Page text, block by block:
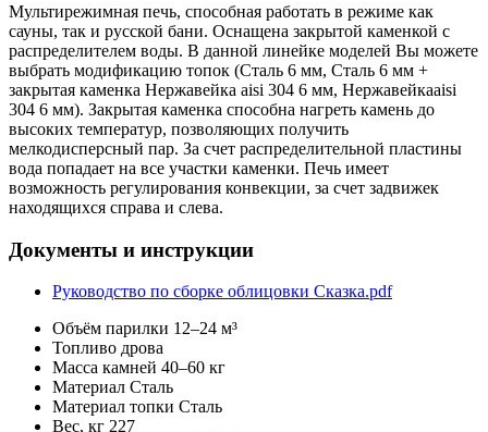
Мультирежимная печь, способная работать в режиме как
сауны, так и русской бани. Оснащена закрытой каменкой с
распределителем воды. В данной линейке моделей Вы можете
выбрать модификацию топок (Сталь 6 мм, Сталь 6 мм +
закрытая каменка Нержавейка aisi 304 6 мм, Нержавейкаaisi
304 6 мм). Закрытая каменка способна нагреть камень до
высоких температур, позволяющих получить
мелкодисперсный пар. За счет распределительной пластины
вода попадает на все участки каменки. Печь имеет
возможность регулирования конвекции, за счет задвижек
находящихся справа и слева.
Документы и инструкции
Руководство по сборке облицовки Сказка.pdf
Объём парилки 12–24 м³
Топливо дрова
Масса камней 40–60 кг
Материал Сталь
Материал топки Сталь
Вес, кг 227